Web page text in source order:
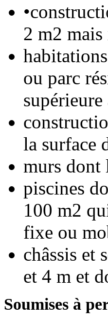
2 m2
ou parc
la surface
murs dont
piscines
100 m2
fixe ou
châssis et
et 4 m et
Soumises à